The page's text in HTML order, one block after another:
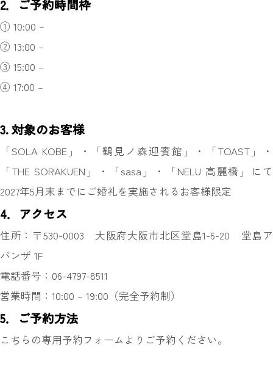
2．ご予約時間枠
① 10:00 –
② 13:00 –
③ 15:00 –
④ 17:00 –
3. 対象のお客様
「SOLA KOBE」・「鶴見ノ森迎賓館」・「TOAST」・
「THE SORAKUEN」・「sasa」・「NELU 高麗橋」にて
2027年5月末までにご婚礼を実施されるお客様限定
4．アクセス
住所：〒530-0003 大阪府大阪市北区堂島1-6-20 堂島ア
バンザ 1F
電話番号：06-4797-8511
営業時間：10:00 – 19:00（完全予約制）
5．ご予約方法
こちらの専用予約フォーム よりご予約ください。